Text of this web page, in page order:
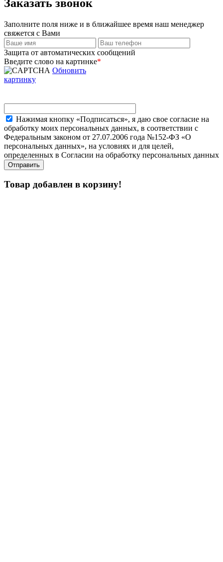
Заказать звонок
Заполните поля ниже и в ближайшее время наш менеджер
свяжется с Вами
Защита от автоматических сообщений
Введите слово на картинке*
Обновить
картинку
Нажимая кнопку «Подписаться», я даю свое согласие на
обработку моих персональных данных, в соответствии с
Федеральным законом от 27.07.2006 года №152-ФЗ «О
персональных данных», на условиях и для целей,
определенных в Согласии на обработку персональных данных
Товар добавлен в корзину!